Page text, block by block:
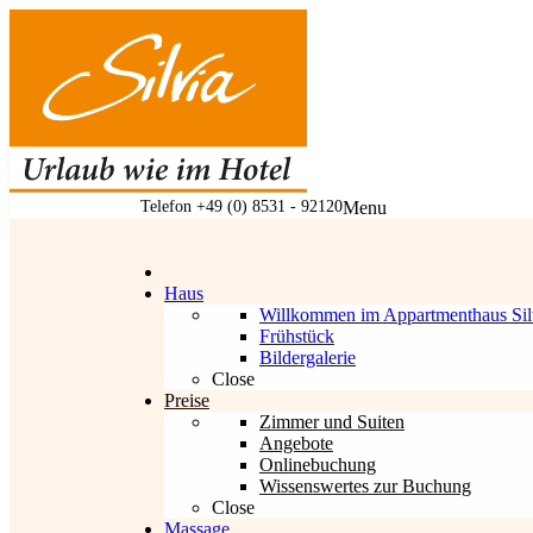
Telefon +49 (0) 8531 - 92120Menu
Haus
Willkommen im Appartmenthaus
Frühstück
Bildergalerie
Close
Preise
Zimmer und Suiten
Angebote
Onlinebuchung
Wissenswertes zur Buchung
Close
Aktuell akzeptieren wir folgende
Codes:
Gutscheine